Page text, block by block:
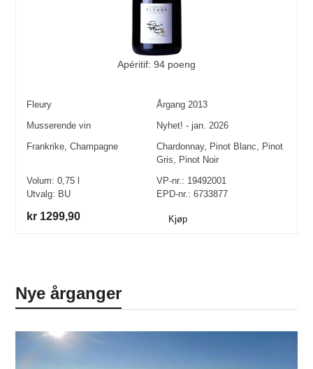
Apéritif: 94 poeng
Fleury Årgang 2013
Musserende vin
Nyhet! - jan. 2026
Frankrike ,Champagne Chardonnay, Pinot Blanc
Pinot
Gris
Pinot Noir
Volum:0,75 l
Utvalg: BU
VP-nr.: 19492001
EPD-nr.: 6733877
kr 1299,90 Kjøp
Nye årganger